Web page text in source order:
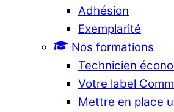
Adhésion
Exemplarité
Nos formations
Technicien
Votre label
Mettre en place